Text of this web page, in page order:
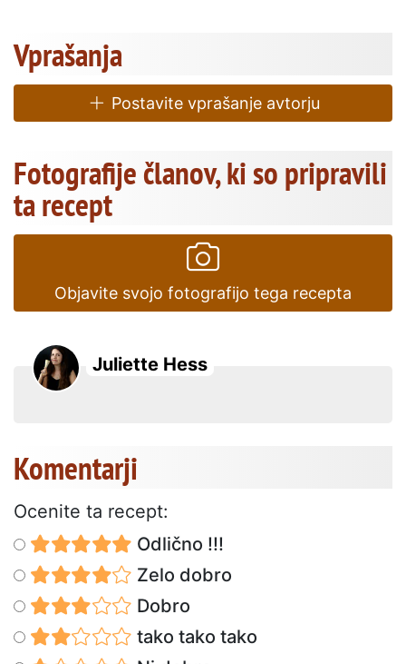
Vprašanja
Postavite vprašanje avtorju
Fotografije članov, ki so pripravili
ta recept
Objavite svojo fotografijo tega recepta
Juliette Hess
Komentarji
Ocenite ta recept:
Odlično !!!
Zelo dobro
Dobro
tako tako tako